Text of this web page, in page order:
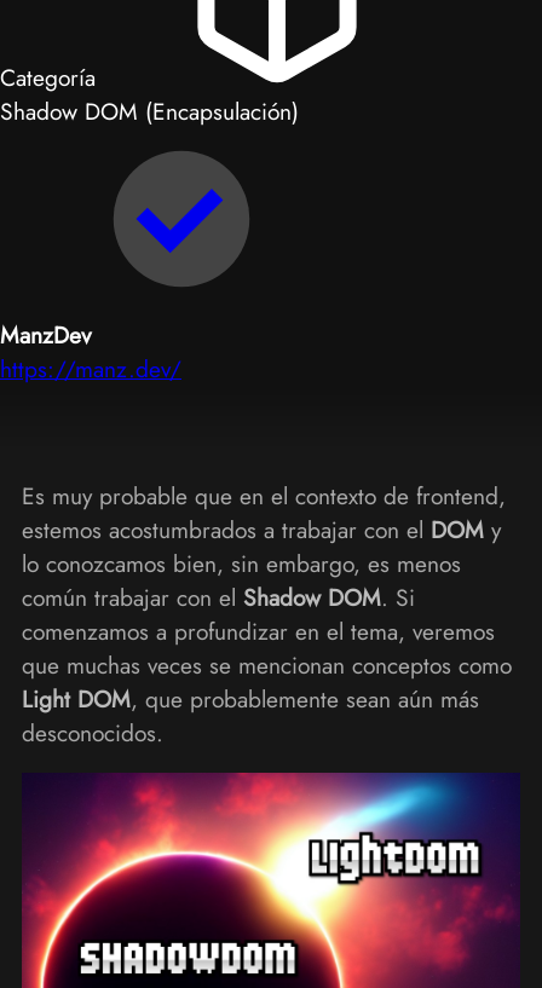
Categoría
Shadow DOM (Encapsulación)
ManzDev
https://manz.dev/
Es muy probable que en el contexto de frontend,
estemos acostumbrados a trabajar con el DOMy
lo conozcamos bien, sin embargo, es menos
común trabajar con el Shadow DOM. Si
comenzamos a profundizar en el tema, veremos
que muchas veces se mencionan conceptos como
Light DOM, que probablemente sean aún más
desconocidos.